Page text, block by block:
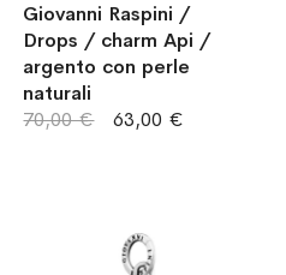
Giovanni Raspini /
Drops / charm Api /
argento con perle
naturali
63,00 €
70,00 €